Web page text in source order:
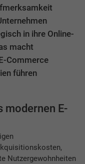
in ihre Online-
macht
Commerce
führen
modernen E-
Nutzergewohnheiten